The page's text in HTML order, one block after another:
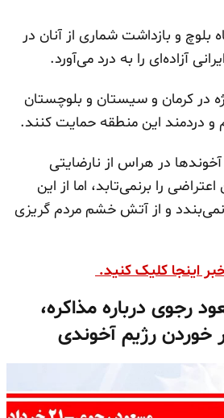
و بازداشت شماری از آنان در
آزاده‌ای را به درد می‌آورد.
در کرمان و سیستان و بلوچستان
و دردمند این منطقه حمایت کنند.
آخوندها در هراس از نارضایتی
را برنمی‌تابد، اما از این
و از آتش خشم مردم گریزی
اینجا کلیک کنید.
رجوی درباره مذاکره،
رژیم آخوندی